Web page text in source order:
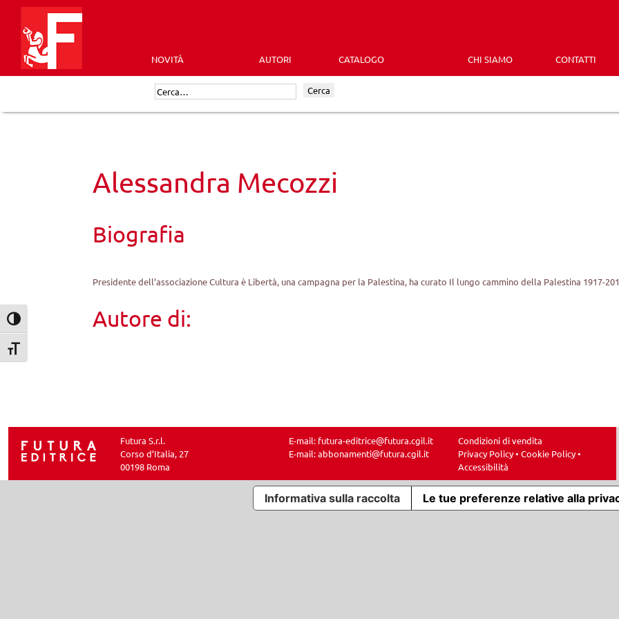
Attiva/disattiva alto contrasto
Attiva/disattiva dimensione testo
content
Futura
Editrice
NOVITÀ AUTORI CATALOGO CHI SIAMO CONTATTI
Cerca: Cerca
Alessandra Mecozzi
Biografia
Presidente dell’associazione Cultura è Libertà, una campagna per la Palestina, ha curato Il lungo cammino della Palestina 1917-
Autore di:
Futura S.r.l.
Corso d’Italia, 27
00198 Roma
E-mail: futura-editrice@futura.cgil.it
E-mail:abbonamenti@futura.cgil.it
Condizioni di vendita
Privacy Policy• Cookie Policy•
Accessibilità
Informativa sulla raccolta Le tue preferenze relative alla